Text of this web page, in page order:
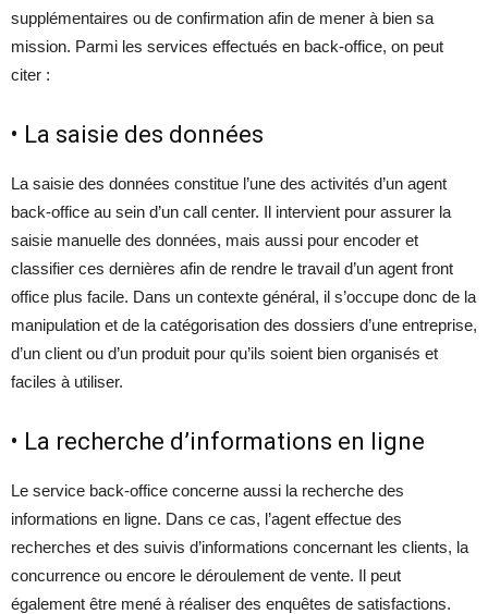
supplémentaires ou de confirmation afin de mener à bien sa
mission. Parmi les services effectués en back-office, on peut
citer :
• La saisie des données
La saisie des données constitue l’une des activités d’un agent
back-office au sein d’un call center. Il intervient pour assurer la
saisie manuelle des données, mais aussi pour encoder et
classifier ces dernières afin de rendre le travail d’un agent front
office plus facile. Dans un contexte général, il s’occupe donc de la
manipulation et de la catégorisation des dossiers d’une entreprise,
d’un client ou d’un produit pour qu’ils soient bien organisés et
faciles à utiliser.
• La recherche d’informations en ligne
Le service back-office concerne aussi la recherche des
informations en ligne. Dans ce cas, l’agent effectue des
recherches et des suivis d’informations concernant les clients, la
concurrence ou encore le déroulement de vente. Il peut
également être mené à réaliser des enquêtes de satisfactions.